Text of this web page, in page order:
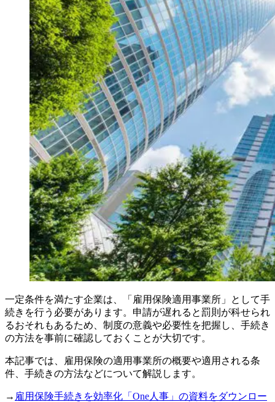
一定条件を満たす企業は、「雇用保険適用事業所」として手
続きを行う必要があります。申請が遅れると罰則が科せられ
るおそれもあるため、制度の意義や必要性を把握し、手続き
の方法を事前に確認しておくことが大切です。
本記事では、雇用保険の適用事業所の概要や適用される条
件、手続きの方法などについて解説します。
→ 雇用保険手続きを効率化「One人事」の資料をダウンロー